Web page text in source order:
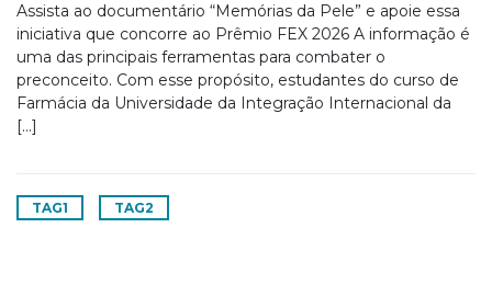
Assista ao documentário “Memórias da Pele” e apoie essa
iniciativa que concorre ao Prêmio FEX 2026 A informação é
uma das principais ferramentas para combater o
preconceito. Com esse propósito, estudantes do curso de
Farmácia da Universidade da Integração Internacional da
[…]
TAG1 TAG2